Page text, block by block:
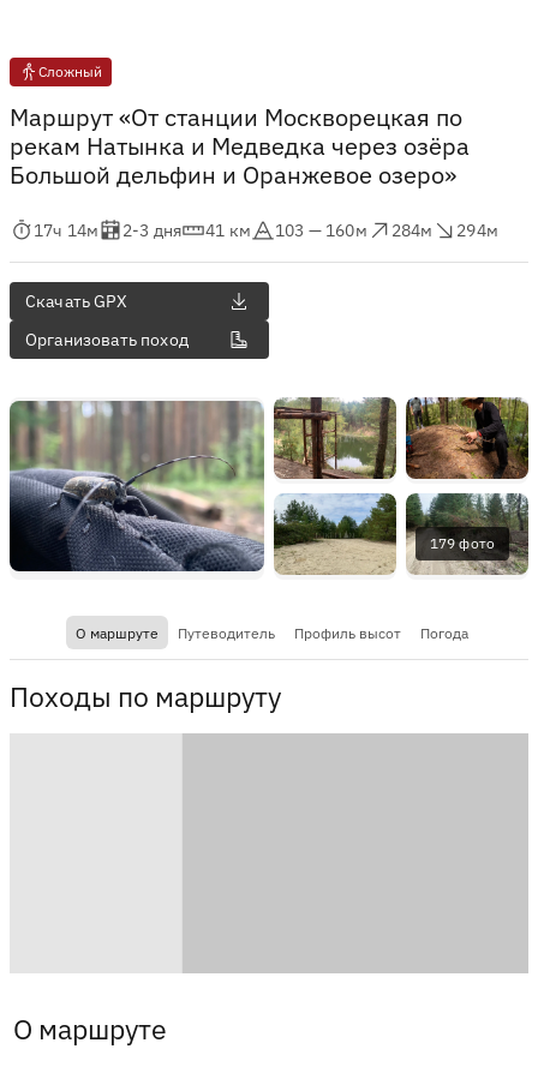
Сложный
Маршрут «От станции Москворецкая по
рекам Натынка и Медведка через озёра
Большой дельфин и Оранжевое озеро»
в пути
17ч 14м
Оценка в днях
2-3 дня
Дистанция
41 км
Абсолютная высота
103 — 160м
Набор высоты
284м
Сброс высоты
294м
Скачать GPX
Организовать поход
179 фото
О маршруте Путеводитель Профиль высот Погода
Походы по маршруту
О маршруте